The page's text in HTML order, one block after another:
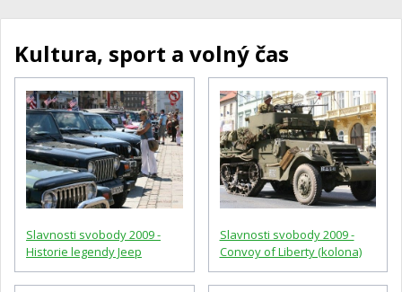
Kultura, sport a volný čas
Slavnosti svobody 2009 -
Historie legendy Jeep
Slavnosti svobody 2009 -
Convoy of Liberty (kolona)